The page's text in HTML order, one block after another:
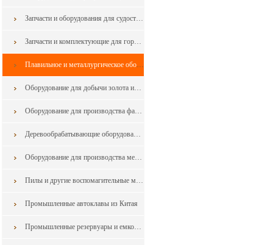
Запчасти и оборудования для судостроения и судоремонта
Запчасти и комплектующие для горнодобывающего оборудования
Плавильное и металлургическое оборудования из Китая
Оборудование для добычи золота из Китая
Оборудование для производства фанеры из шпона
Деревообрабатывающие оборудования
Оборудование для производства мебели
Пилы и другие воспомагительные машины для обработки дерева и мебели из Китая
Промышленные автоклавы из Китая
Промышленные резервуары и емкости из китая